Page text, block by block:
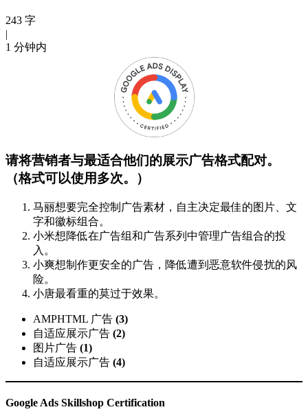
243 字
|
1 分钟内
请将营销者与最适合他们的展示广告格式配对。
（格式可以使用多次。）
马丽想要完全控制广告素材，自主决定最佳的图片、文
字和徽标组合。
小米想降低在广告组和广告系列中管理广告组合的投
入。
小爽想制作更安全的广告，降低遭到恶意软件侵扰的风
险。
小唐最看重的莫过于效果。
AMPHTML 广告 (3)
自适应展示广告 (2)
图片广告 (1)
自适应展示广告 (4)
Google Ads Skillshop Certification